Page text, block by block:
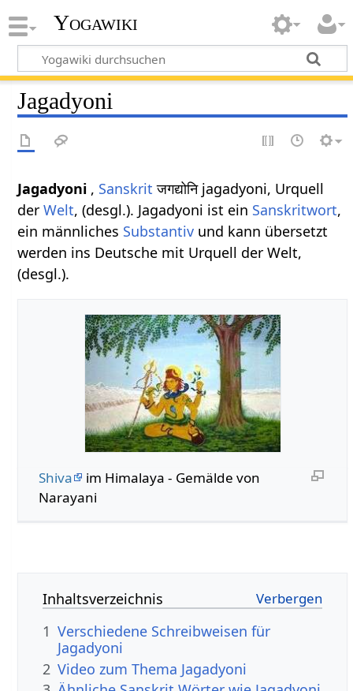
Yogawiki
Jagadyoni
Jagadyoni , Sanskrit जगद्योनि jagadyoni, Urquell
derWelt, (desgl.). Jagadyoni ist ein Sanskritwort,
ein männliches Substantiv und kann übersetzt
werden ins Deutsche mit Urquell der Welt,
(desgl.).
Shiva
im Himalaya - Gemälde von
Narayani
Inhaltsverzeichnis
1 Verschiedene Schreibweisen für
Jagadyoni
2 Video zum Thema Jagadyoni